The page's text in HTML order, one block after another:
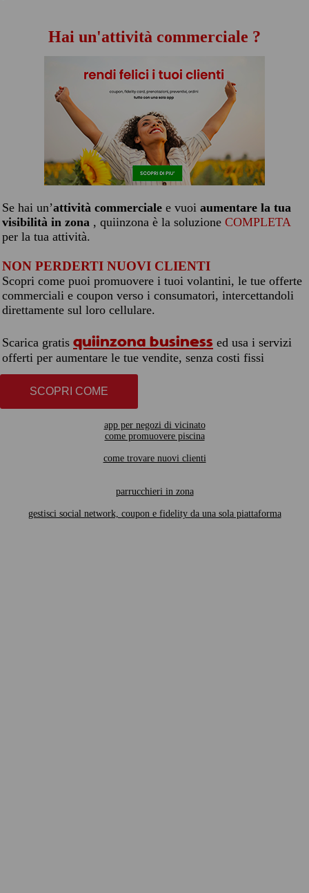
Hai un'attività commerciale ?
Se hai un’attività commerciale e vuoi aumentare la tua
visibilità in zona , quiinzona è la soluzione COMPLETA
per la tua attività.
NON PERDERTI NUOVI CLIENTI
Scopri come puoi promuovere i tuoi volantini, le tue offerte
commerciali e coupon verso i consumatori, intercettandoli
direttamente sul loro cellulare.
Scarica gratis quiinzona business ed usa i servizi
offerti per aumentare le tue vendite, senza costi fissi
SCOPRI COME
app per negozi di vicinato
come promuovere piscina
come trovare nuovi clienti
parrucchieri in zona
gestisci social network, coupon e fidelity da una sola piattaforma